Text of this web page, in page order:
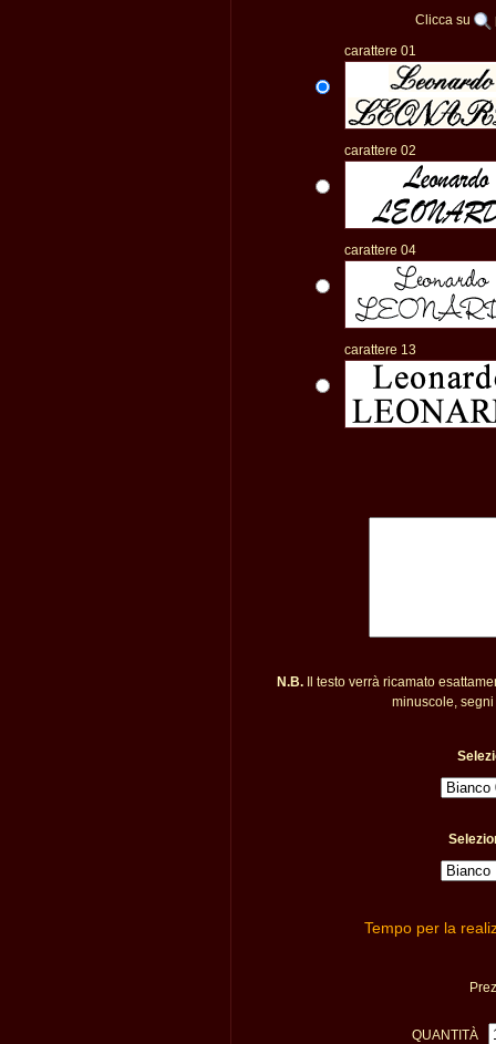
Clicca su
carattere 01
carattere 02
carattere 04
carattere 13
N.B. Il testo verrà ricamato
minuscole,
Tempo per la
QUANTITÀ